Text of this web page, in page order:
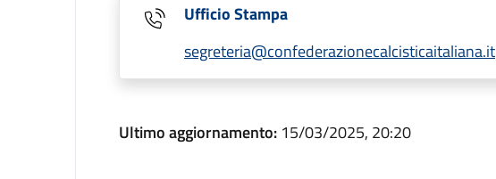
Ufficio Stampa
segreteria@confederazionecalcisticaitaliana.it
Ultimo aggiornamento: 15/03/2025, 20:20